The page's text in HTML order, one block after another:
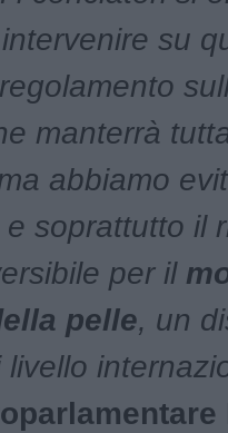
su
manterrà
abbiamo
e soprattutto il
per il
pelle, un